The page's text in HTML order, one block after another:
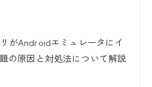
がAndroidエミュレータにイ
の原因と対処法について解説